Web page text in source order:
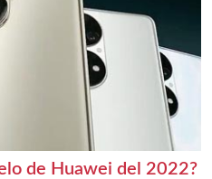
de Huawei del 2022?